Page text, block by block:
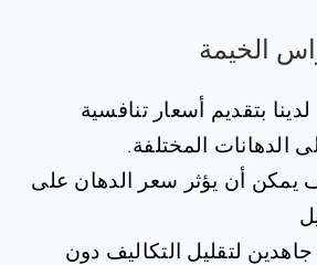
الخيمة
لدينا بتقديم أسعار تنافسية
الدهانات المختلفة.
يمكن أن يؤثر سعر الدهان على
لتقليل التكاليف دون